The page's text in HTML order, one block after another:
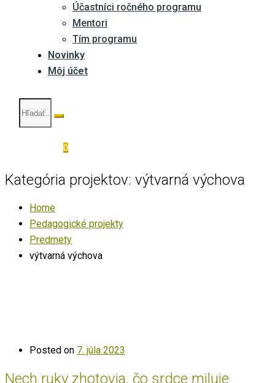
Účastníci ročného programu
Mentori
Tím programu
Novinky
Môj účet
0
Kategória projektov: výtvarná výchova
Home
Pedagogické projekty
Predmety
výtvarná výchova
Posted on 7. júla 2023
Nech ruky zhotovia, čo srdce miluje